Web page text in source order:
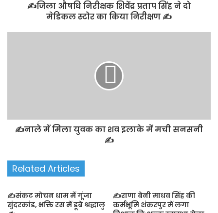
✍️जिला औषधि निरीक्षक शिवेंद्र प्रताप सिंह ने दो
मेडिकल स्टोर का किया निरीक्षण ✍️
✍️नाले में मिला युवक का शव इलाके में मची सनसनी
✍️
Related Articles
✍️संकट मोचन धाम में गूंजा
सुंदरकांड, भक्ति रस में डूबे श्रद्धालु
✍️राणा बेनी माधव सिंह की
कर्मभूमि शंकरपुर में लगा